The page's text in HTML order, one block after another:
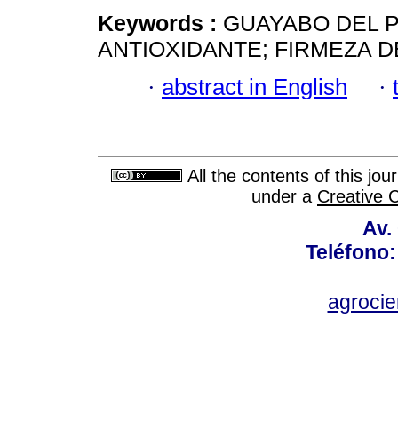
Keywords : GUAYABO DEL
ANTIOXIDANTE; FIRMEZA
· abstract in English ·
All the contents of this
under a Creative
Av.